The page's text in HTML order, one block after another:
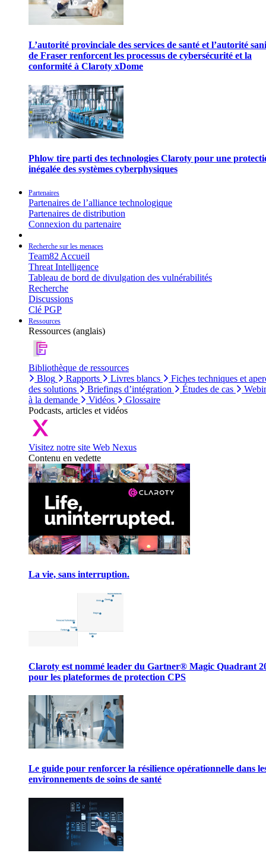
L’autorité provinciale des services de santé et l’autorité
de Fraser renforcent les processus de cybersécurité et la
conformité à Claroty xDome
Phlow tire parti des technologies Claroty pour une
inégalée des systèmes cyberphysiques
Partenaires
Partenaires de l’alliance technologique
Partenaires de distribution
Connexion du partenaire
Recherche sur les menaces
Team82 Accueil
Threat Intelligence
Tableau de bord de divulgation des vulnérabilités
Recherche
Discussions
Clé PGP
Ressources
Ressources (anglais)
Bibliothèque de ressources
Blog
Rapports Livres blancs
Fiches techniques et
des solutions
Briefings d’intégration Études de cas
à la demande
Vidéos
Glossaire
Podcasts, articles et vidéos
Visitez notre site Web Nexus
Contenu en vedette
La vie, sans interruption.
Claroty est nommé leader du Gartner® Magic Quadrant
pour les plateformes de protection CPS
Le guide pour renforcer la résilience opérationnelle dans
environnements de soins de santé